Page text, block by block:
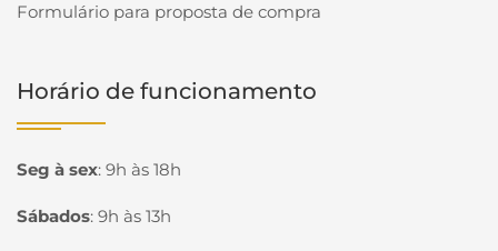
Formulário para proposta de compra
Horário de funcionamento
Seg à sex: 9h às 18h
Sábados: 9h às 13h